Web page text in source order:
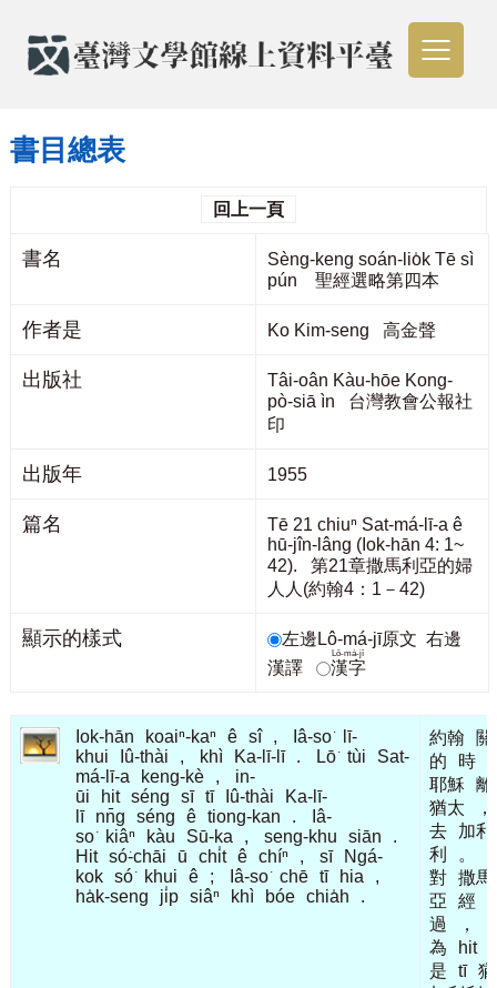
書目總表
回上一頁
書名
Sèng-keng soán-lio̍k Tē sì
pún 聖經選略第四本
作者是 Ko Kim-seng 高金聲
出版社
Tâi-oân Kàu-hōe Kong-
pò-siā ìn 台灣教會公報社
印
出版年 1955
篇名
Tē 21 chiuⁿ Sat-má-lī-a ê
hū-jîn-lâng (Iok-hān 4: 1~
42). 第21章撒馬利亞的婦
人人(約翰4：1－42)
顯示的樣式 左邊Lô-má-jī原文 右邊
漢譯
漢字
Lô-má-jī
Iok-hān koaiⁿ-kaⁿ ê sî , Iâ-so͘
lī-
khui
Iû-thài , khì Ka-lī-lī . Lō͘ tùi
Sat-
má-lī-a
keng-kè ,
in-
ūi
hit séng sī tī Iû-thài
Ka-lī-
lī
nn̄g séng ê tiong-kan .
Iâ-
so͘
kiâⁿ kàu Sū-ka , seng-khu siān
.
Hit só͘-chāi ū chi̍t ê chíⁿ , sī
Ngá-
kok só͘ khui ê ; Iâ-so͘ chē tī hia
,
ha̍k-seng
ji̍p siâⁿ khì bóe chia̍h .
約翰
的
時
耶穌
離
猶太
，
去
加利
利
。
對 撒馬
亞
經
過
，
為
hit
是
tī